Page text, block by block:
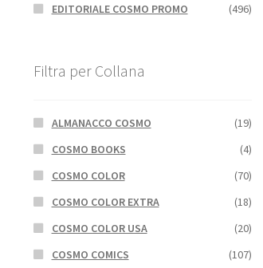
EDITORIALE COSMO PROMO
(496)
Filtra per Collana
ALMANACCO COSMO
(19)
COSMO BOOKS
(4)
COSMO COLOR
(70)
COSMO COLOR EXTRA
(18)
COSMO COLOR USA
(20)
COSMO COMICS
(107)